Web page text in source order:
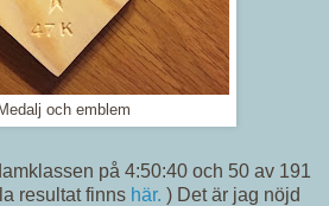
Medalj och emblem
på 4:50:40 och 50 av 191
resultat finns här. ) Det är jag nöjd